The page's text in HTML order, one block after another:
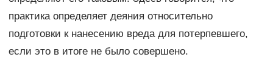
практика определяет деяния относительно
подготовки к нанесению вреда для потерпевшего,
если это в итоге не было совершено.